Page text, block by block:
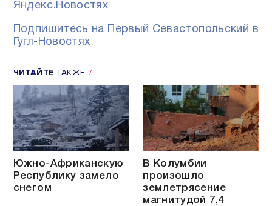
Яндекс.Новостях
Подпишитесь на Первый Севастопольский в
Гугл-Новостях
ЧИТАЙТЕ ТАКЖЕ
Южно-Африканскую
Республику замело
снегом
В Колумбии
произошло
землетрясение
магнитудой 7,4